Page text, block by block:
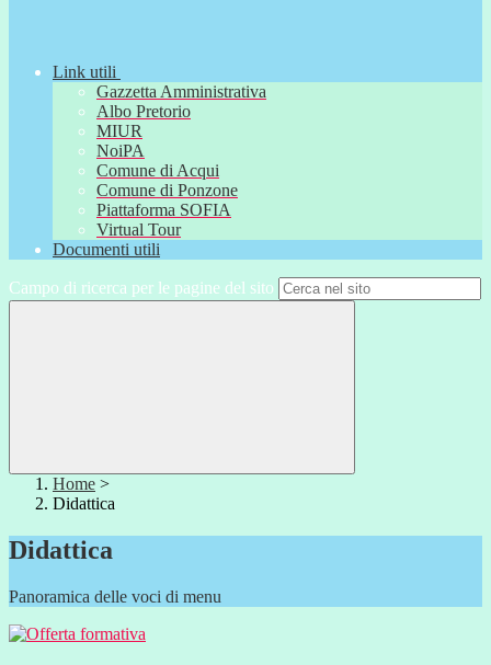
Link utili
Gazzetta Amministrativa
Albo Pretorio
MIUR
NoiPA
Comune di Acqui
Comune di Ponzone
Piattaforma SOFIA
Virtual Tour
Documenti utili
Campo di ricerca per le pagine del sito
Home >
Didattica
Didattica
Panoramica delle voci di menu